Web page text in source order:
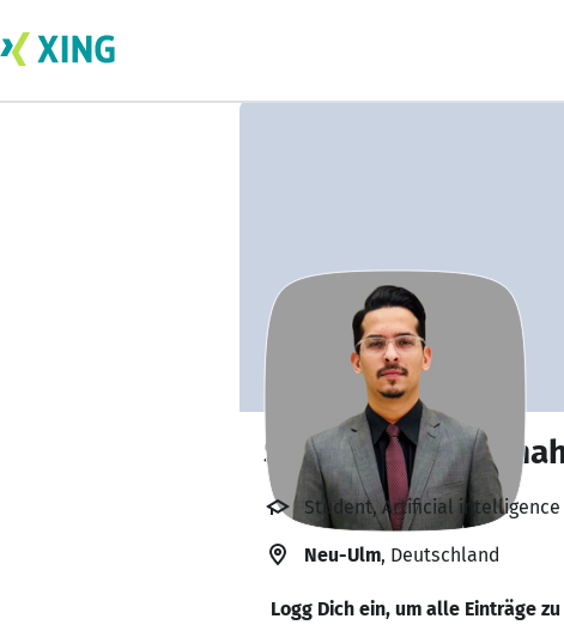
Syed Sikandar
Student, Artificial
Neu-Ulm, Deutschland
Logg Dich ein, um alle Einträge